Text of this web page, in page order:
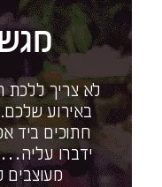
לא צריך ללכת
באירוע
חתוכים ביד
ידברו
מעוצבים